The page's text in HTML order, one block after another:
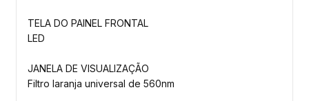
TELA DO PAINEL FRONTAL
LED
JANELA DE VISUALIZAÇÃO
Filtro laranja universal de 560nm